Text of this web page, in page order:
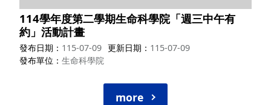
114學年度第二學期生命科學院「週三中午有
約」活動計畫
發布日期 115-07-09 更新日期
115-07-09
發布單位
生命科學院
more